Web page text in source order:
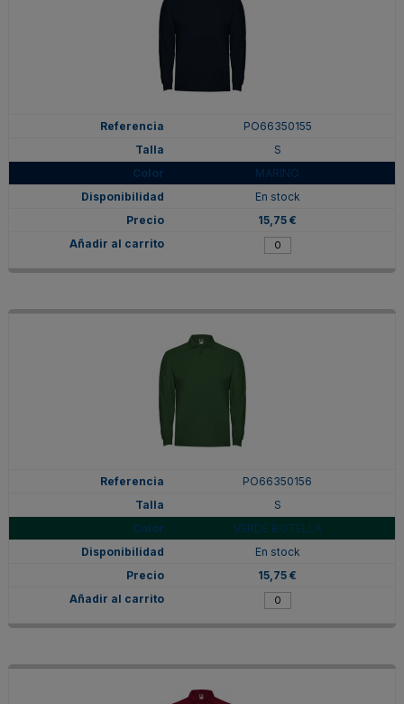
PO66350155
S
MARINO
En stock
15,75 €
PO66350156
S
VERDE BOTELLA
En stock
15,75 €